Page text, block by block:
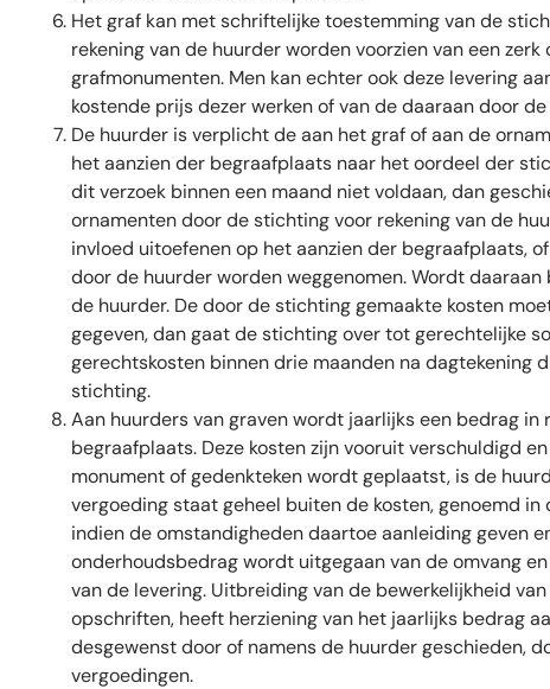
Het graf kan met schriftelijke toestemming van de
rekening van de huurder worden voorzien van een
grafmonumenten. Men kan echter ook deze levering
kostende prijs dezer werken of van de daaraan door
De huurder is verplicht de aan het graf of aan de
het aanzien der begraafplaats naar het oordeel der
dit verzoek binnen een maand niet voldaan, dan
ornamenten door de stichting voor rekening van de
invloed uitoefenen op het aanzien der begraafplaats,
door de huurder worden weggenomen. Wordt
de huurder. De door de stichting gemaakte kosten
gegeven, dan gaat de stichting over tot gerechtelijke
gerechtskosten binnen drie maanden na dagtekening
stichting.
Aan huurders van graven wordt jaarlijks een bedrag
begraafplaats. Deze kosten zijn vooruit verschuldigd
monument of gedenkteken wordt geplaatst, is de
vergoeding staat geheel buiten de kosten, genoemd
indien de omstandigheden daartoe aanleiding geven
onderhoudsbedrag wordt uitgegaan van de omvang
van de levering. Uitbreiding van de bewerkelijkheid
opschriften, heeft herziening van het jaarlijks bedrag
desgewenst door of namens de huurder geschieden,
vergoedingen.